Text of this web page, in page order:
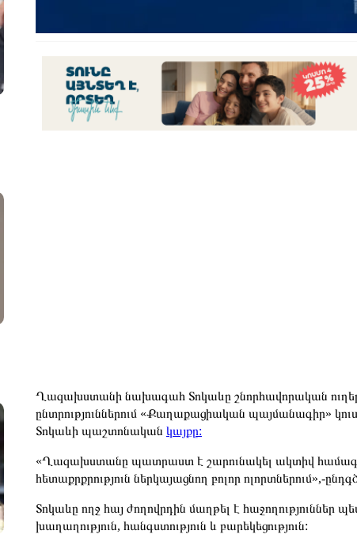
Ղազախստանի նախագահ Տոկաևը շնորհավորական
ընտրություններում «Քաղաքացիական պայմանագիր»
Տոկաևի պաշտոնական կայքը:
«Ղազախստանը պատրաստ է շարունակել ակտիվ
հետաքրքրություն ներկայացնող բոլոր ոլորտներում»,-
Տոկաևը ողջ հայ ժողովրդին մաղթել է
խաղաղություն, հանգստություն և բարեկեցություն: